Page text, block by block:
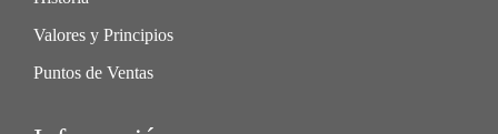
Valores y Principios
Puntos de Ventas